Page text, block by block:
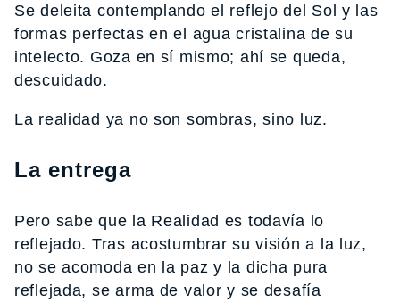
Se deleita contemplando el reflejo del Sol y las
formas perfectas en el agua cristalina de su
intelecto. Goza en sí mismo; ahí se queda,
descuidado.
La realidad ya no son sombras, sino luz.
La entrega
Pero sabe que la Realidad es todavía lo
reflejado. Tras acostumbrar su visión a la luz,
no se acomoda en la paz y la dicha pura
reflejada, se arma de valor y se desafía